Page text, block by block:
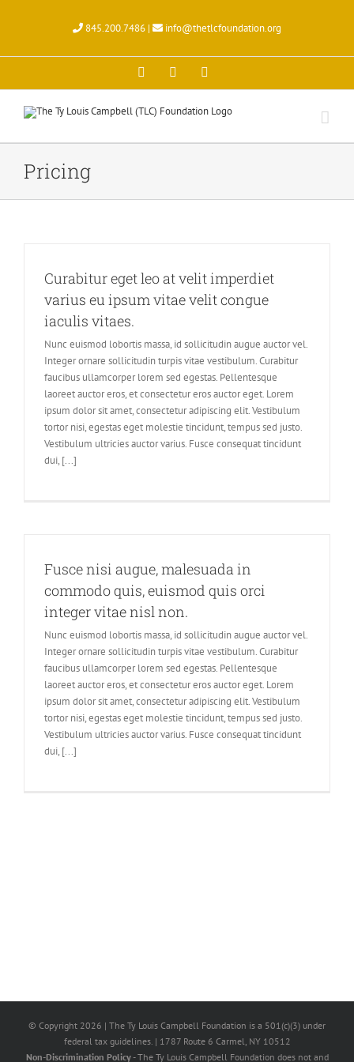
845.200.7486 | info@thetlcfoundation.org
Facebook
Pricing
Curabitur eget leo at velit imperdiet
varius eu ipsum vitae velit congue
iaculis vitaes.
Nunc euismod lobortis massa, id sollicitudin augue auctor vel.
Integer ornare sollicitudin turpis vitae vestibulum. Curabitur
faucibus ullamcorper lorem sed egestas. Pellentesque
laoreet auctor eros, et consectetur eros auctor eget. Lorem
ipsum dolor sit amet, consectetur adipiscing elit. Vestibulum
tortor nisi, egestas eget molestie tincidunt, tempus sed justo.
Vestibulum ultricies auctor varius. Fusce consequat tincidunt
dui, [...]
Fusce nisi augue, malesuada in
commodo quis, euismod quis orci
integer vitae nisl non.
Nunc euismod lobortis massa, id sollicitudin augue auctor vel.
Integer ornare sollicitudin turpis vitae vestibulum. Curabitur
faucibus ullamcorper lorem sed egestas. Pellentesque
laoreet auctor eros, et consectetur eros auctor eget. Lorem
ipsum dolor sit amet, consectetur adipiscing elit. Vestibulum
tortor nisi, egestas eget molestie tincidunt, tempus sed justo.
Vestibulum ultricies auctor varius. Fusce consequat tincidunt
dui, [...]
© Copyright 2026 | The Ty Louis Campbell Foundation is a 501(c)(3) under
federal tax guidelines. | 1787 Route 6 Carmel, NY 10512
Non-Discrimination Policy- The Ty Louis Campbell Foundation does not and